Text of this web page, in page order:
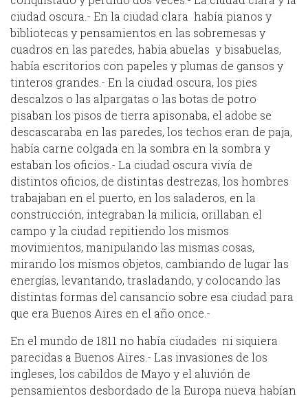
ciudad oscura.- En la ciudad clara había pianos y
bibliotecas y pensamientos en las sobremesas y
cuadros en las paredes, había abuelas y bisabuelas,
había escritorios con papeles y plumas de gansos y
tinteros grandes.- En la ciudad oscura, los pies
descalzos o las alpargatas o las botas de potro
pisaban los pisos de tierra apisonaba, el adobe se
descascaraba en las paredes, los techos eran de paja,
había carne colgada en la sombra en la sombra y
estaban los oficios.- La ciudad oscura vivía de
distintos oficios, de distintas destrezas, los hombres
trabajaban en el puerto, en los saladeros, en la
construcción, integraban la milicia, orillaban el
campo y la ciudad repitiendo los mismos
movimientos, manipulando las mismas cosas,
mirando los mismos objetos, cambiando de lugar las
energías, levantando, trasladando, y colocando las
distintas formas del cansancio sobre esa ciudad para
que era Buenos Aires en el año once.-
En el mundo de 1811 no había ciudades ni siquiera
parecidas a Buenos Aires.- Las invasiones de los
ingleses, los cabildos de Mayo y el aluvión de
pensamientos desbordado de la Europa nueva habían